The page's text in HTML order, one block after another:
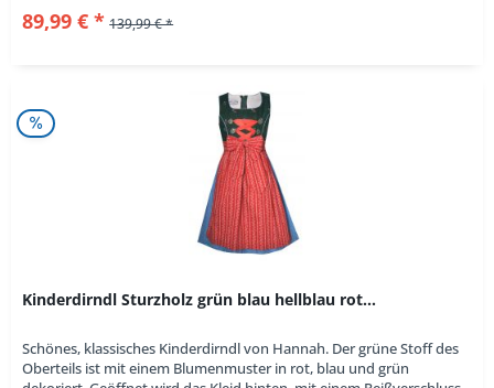
89,99 € * 139,99 € *
Kinderdirndl Sturzholz grün blau hellblau rot...
Schönes, klassisches Kinderdirndl von Hannah. Der grüne Stoff des
Oberteils ist mit einem Blumenmuster in rot, blau und grün